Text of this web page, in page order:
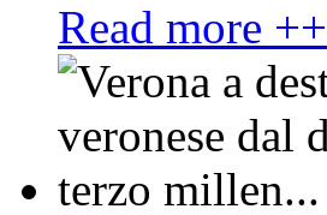
Read more ++